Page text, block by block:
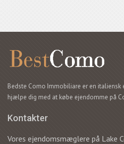
Bedste Como Immobiliare er en
hjælpe dig med at købe ejendomme på
Kontakter
Vores ejendomsmæglere på Lake